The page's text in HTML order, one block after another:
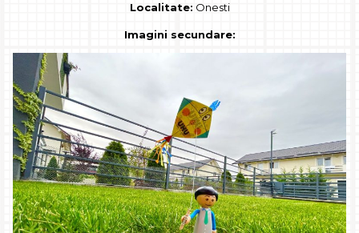
Localitate: Onesti
Imagini secundare: